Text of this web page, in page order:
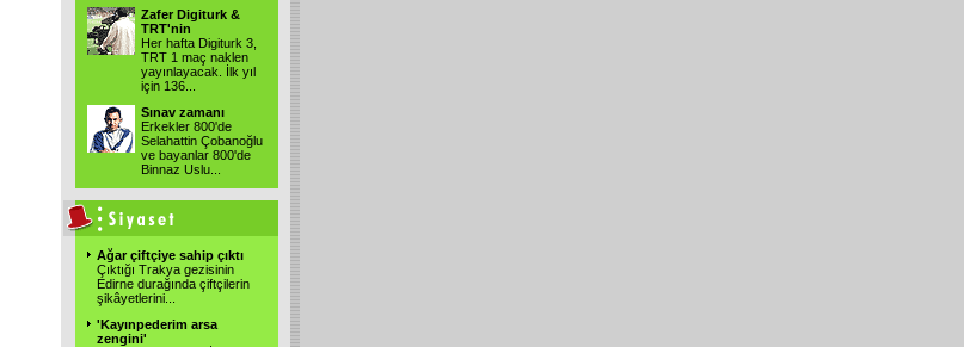
Zafer Digiturk &
TRT'nin
Her hafta Digiturk 3,
TRT 1 maç naklen
yayınlayacak. İlk yıl
için 136
Sınav zamanı
Erkekler 800'de
Selahattin Çobanoğlu
ve bayanlar 800'de
Binnaz Uslu
Ağar çiftçiye sahip çıktı
Çıktığı Trakya gezisinin
Edirne durağında çiftçilerin
şikâyetlerini
'Kayınpederim arsa
zengini'